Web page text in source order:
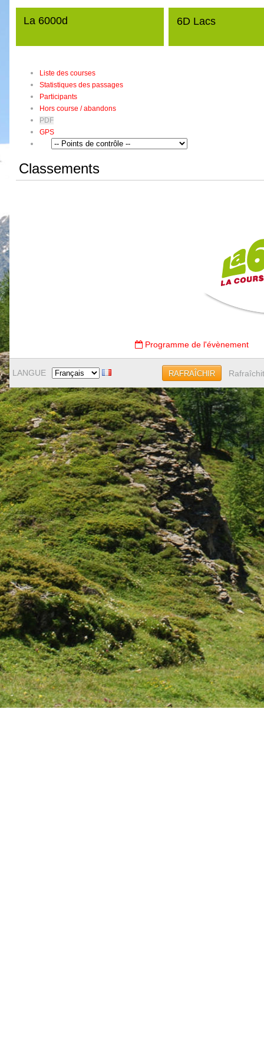
La 6000d 6D Lacs
Liste des courses
Statistiques des passages
Participants
Hors course / abandons
PDF
GPS
Classements
Programme de l'évènement
LANGUE RAFRAÎCHIR